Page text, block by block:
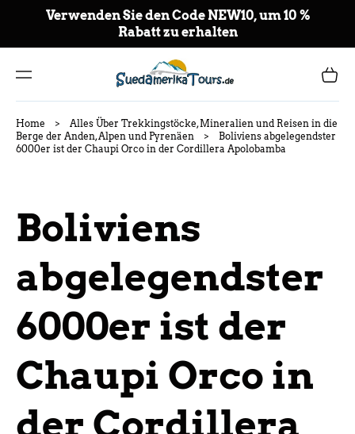
EN
Verwenden Sie den Code NEW10, um 10 %
Rabatt zu erhalten
Cart
Home >
Alles Über Trekkingstöcke, Mineralien und Reisen in die
Berge der Anden, Alpen und Pyrenäen
>
Boliviens abgelegendster
6000er ist der Chaupi Orco in der Cordillera Apolobamba
Boliviens
abgelegendster
6000er ist der
Chaupi Orco in
der Cordillera